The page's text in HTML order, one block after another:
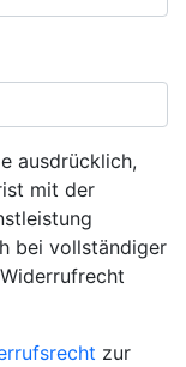
ausdrücklich,
mit der
bei vollständiger
zur